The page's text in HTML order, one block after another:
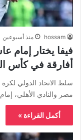
hossam منذ أسبوعين
أفارقة في كأس
سلط الاتحاد الدولي
مصر والنادي الأهلي،
أكمل القراءة »